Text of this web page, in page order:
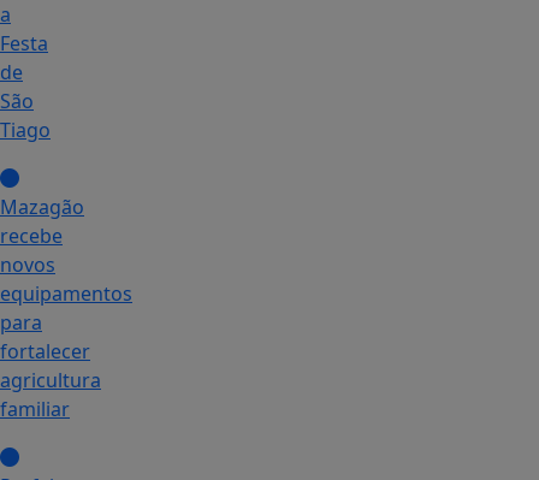
a
Festa
de
São
Tiago
Mazagão
recebe
novos
equipamentos
para
fortalecer
agricultura
familiar